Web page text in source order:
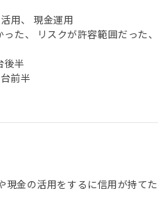
用、 現金運用
た、 リスクが許容範囲だった
後半
前半
金の活用をするに信用が持てた